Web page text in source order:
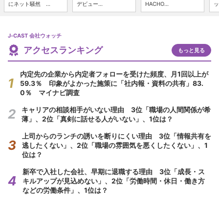
にネット騒然 ...
デビュー...
HACHO...
J-CAST 会社ウォッチ
アクセスランキング もっと見る
内定先の企業から内定者フォローを受けた頻度、月1回以上が
59.3％ 印象がよかった施策に「社内報・資料の共有」83.
0％ マイナビ調査
キャリアの相談相手がいない理由 3位「職場の人間関係が希
薄」、2位「真剣に話せる人がいない」、1位は？
上司からのランチの誘いを断りにくい理由 3位「情報共有を
逃したくない」、2位「職場の雰囲気を悪くしたくない」、1
位は？
新卒で入社した会社、早期に退職する理由 3位「成長・ス
キルアップが見込めない」、2位「労働時間・休日・働き方
などの労働条件」、1位は？